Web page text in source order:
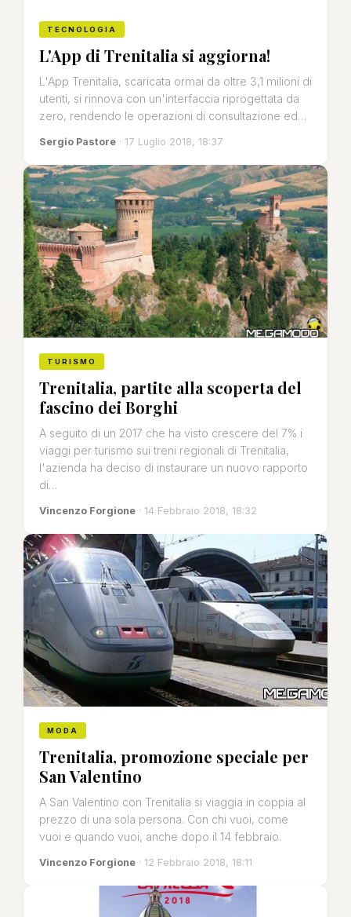
TECNOLOGIA
L'App di Trenitalia si aggiorna!
L'App Trenitalia, scaricata ormai da oltre 3,1 milioni di
utenti, si rinnova con un'interfaccia riprogettata da
zero, rendendo le operazioni di consultazione ed…
Sergio Pastore · 17 Luglio 2018, 18:37
TURISMO
Trenitalia, partite alla scoperta del
fascino dei Borghi
A seguito di un 2017 che ha visto crescere del 7% i
viaggi per turismo sui treni regionali di Trenitalia,
l'azienda ha deciso di instaurare un nuovo rapporto
di…
Vincenzo Forgione · 14 Febbraio 2018, 18:32
MODA
Trenitalia, promozione speciale per
San Valentino
A San Valentino con Trenitalia si viaggia in coppia al
prezzo di una sola persona. Con chi vuoi, come
vuoi e quando vuoi, anche dopo il 14 febbraio.
Vincenzo Forgione · 12 Febbraio 2018, 18:11